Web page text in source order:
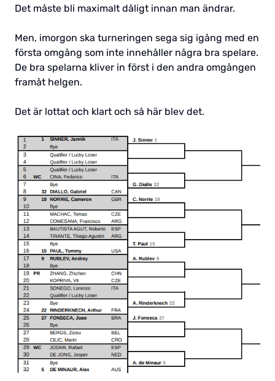
Det måste bli maximalt dåligt innan man ändrar.
Men, imorgon ska turneringen sega sig igång med en
första omgång som inte innehåller några bra spelare.
De bra spelarna kliver in först i den andra omgången
framåt helgen.
Det är lottat och klart och så här blev det.